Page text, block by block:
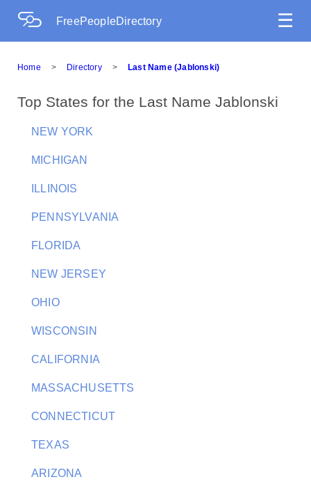
FreePeopleDirectory ☰
Home > Directory > Last Name (Jablonski)
Top States for the Last Name Jablonski
NEW YORK
MICHIGAN
ILLINOIS
PENNSYLVANIA
FLORIDA
NEW JERSEY
OHIO
WISCONSIN
CALIFORNIA
MASSACHUSETTS
CONNECTICUT
TEXAS
ARIZONA